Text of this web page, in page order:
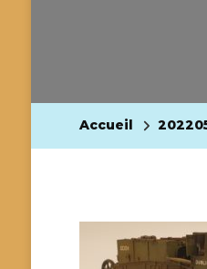
Accueil